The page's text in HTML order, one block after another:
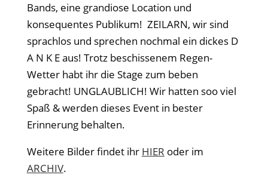
Bands, eine grandiose Location und
konsequentes Publikum! ZEILARN, wir sind
sprachlos und sprechen nochmal ein dickes D
A N K E aus! Trotz beschissenem Regen-
Wetter habt ihr die Stage zum beben
gebracht! UNGLAUBLICH! Wir hatten soo viel
Spaß & werden dieses Event in bester
Erinnerung behalten.
Weitere Bilder findet ihr HIER oder im
ARCHIV.